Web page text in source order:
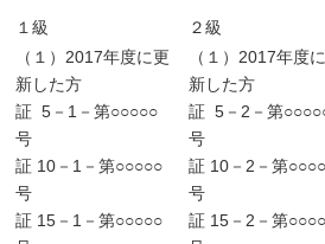
１級 ２級
（１）2017年度に更
新した方
証 5－1－第○○○○○
号
証 10－1－第○○○○○
号
証 15－1－第○○○○○
（１）2017年度
新した方
証 5－2－第
号
証 10－2－第
号
証 15－2－第